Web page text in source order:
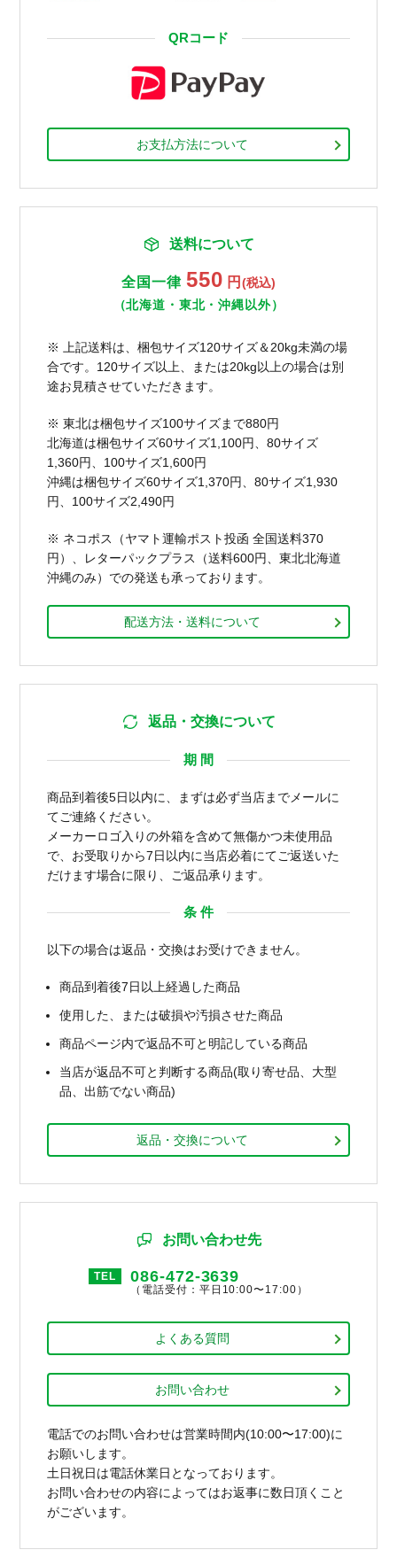
QRコード
お支払方法について
送料について
全国一律 550 円 (税込)
（北海道・東北・沖縄以外）
※ 上記送料は、梱包サイズ120サイズ＆20kg未満の場
合です。120サイズ以上、または20kg以上の場合は別
途お見積させていただきます。
※ 東北は梱包サイズ100サイズまで880円
北海道は梱包サイズ60サイズ1,100円、80サイズ
1,360円、100サイズ1,600円
沖縄は梱包サイズ60サイズ1,370円、80サイズ1,930
円、100サイズ2,490円
※ ネコポス（ヤマト運輸ポスト投函 全国送料370
円）、レターパックプラス（送料600円、東北北海道
沖縄のみ）での発送も承っております。
配送方法・送料について
返品・交換について
期 間
商品到着後5日以内に、まずは必ず当店までメールに
てご連絡ください。
メーカーロゴ入りの外箱を含めて無傷かつ未使用品
で、お受取りから7日以内に当店必着にてご返送いた
だけます場合に限り、ご返品承ります。
条 件
以下の場合は返品・交換はお受けできません。
商品到着後7日以上経過した商品
使用した、または破損や汚損させた商品
商品ページ内で返品不可と明記している商品
当店が返品不可と判断する商品(取り寄せ品、大型
品、出筋でない商品)
返品・交換について
お問い合わせ先
TEL 086-472-3639
（電話受付：平日10:00〜17:00）
よくある質問
お問い合わせ
電話でのお問い合わせは営業時間内(10:00〜17:00)に
お願いします。
土日祝日は電話休業日となっております。
お問い合わせの内容によってはお返事に数日頂くこと
がございます。